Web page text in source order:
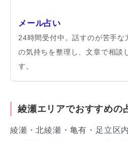
メール占い
24時間受付中。話すのが苦手な
の気持ちを整理し、文章で相談
す。
綾瀬エリアでおすすめの
綾瀬・北綾瀬・亀有・足立区